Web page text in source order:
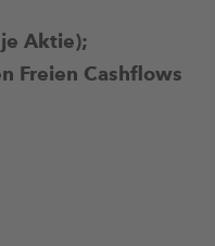
Aktie);
Freien Cashflows